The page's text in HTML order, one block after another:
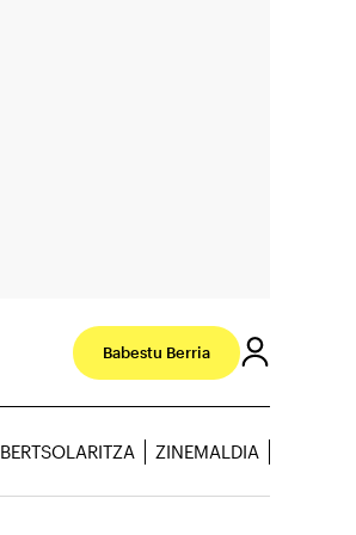
Babestu Berria
BERTSOLARITZA ZINEMALDIA